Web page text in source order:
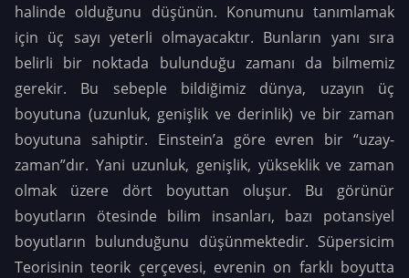
halinde olduğunu düşünün. Konumunu tanımlamak
için üç sayı yeterli olmayacaktır. Bunların yanı sıra
belirli bir noktada bulunduğu zamanı da bilmemiz
gerekir. Bu sebeple bildiğimiz dünya, uzayın üç
boyutuna (uzunluk, genişlik ve derinlik) ve bir zaman
boyutuna sahiptir. Einstein’a göre evren bir “uzay-
zaman”dır. Yani uzunluk, genişlik, yükseklik ve zaman
olmak üzere dört boyuttan oluşur. Bu görünür
boyutların ötesinde bilim insanları, bazı potansiyel
boyutların bulunduğunu düşünmektedir. Süpersicim
Teorisinin teorik çerçevesi, evrenin on farklı boyutta